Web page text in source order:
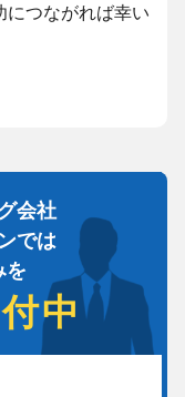
につながれば幸い
会社
では
を
中